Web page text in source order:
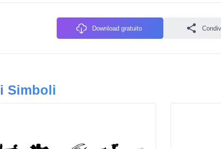
Download gratuito
Simboli